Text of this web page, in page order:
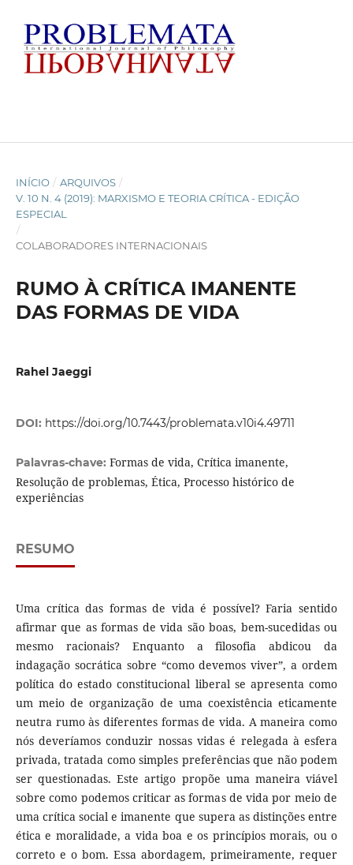
INÍCIO / ARQUIVOS /
V. 10 N. 4 (2019): MARXISMO E TEORIA CRÍTICA - EDIÇÃO
ESPECIAL
/
COLABORADORES INTERNACIONAIS
RUMO À CRÍTICA IMANENTE
DAS FORMAS DE VIDA
Rahel Jaeggi
DOI: https://doi.org/10.7443/problemata.v10i4.49711
Palavras-chave: Formas de vida, Crítica imanente,
Resolução de problemas, Ética, Processo histórico de
experiências
RESUMO
Uma crítica das formas de vida é possível? Faria sentido
afirmar que as formas de vida são boas, bem-sucedidas ou
mesmo racionais? Enquanto a filosofia abdicou da
indagação socrática sobre “como devemos viver”, a ordem
política do estado constitucional liberal se apresenta como
um meio de organização de uma coexistência eticamente
neutra rumo às diferentes formas de vida. A maneira como
nós deveríamos conduzir nossas vidas é relegada à esfera
privada, tratada como simples preferências que não podem
ser questionadas. Este artigo propõe uma maneira viável
sobre como podemos criticar as formas de vida por meio de
uma crítica social e imanente que supera as distinções entre
ética e moralidade, a vida boa e os princípios morais, ou o
correto e o bom. Essa abordagem, primeiramente, requer